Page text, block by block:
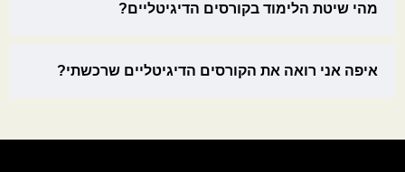
מהי שיטת הלימוד בקורסים הדיגיטליים?
איפה אני רואה את הקורסים הדיגיטליים שרכשתי?